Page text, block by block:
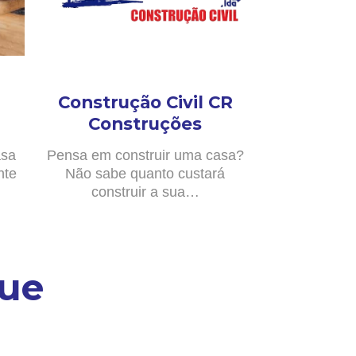
Construção Civil CR
Construções
Pensa em construir uma casa?
Não sabe quanto custará
construir a sua…